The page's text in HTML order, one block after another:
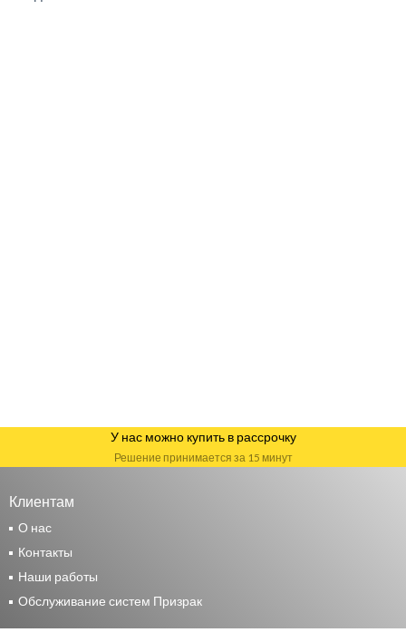
У нас можно купить в рассрочку
Решение принимается за 15 минут
Клиентам
О нас
Контакты
Наши работы
Обслуживание систем Призрак